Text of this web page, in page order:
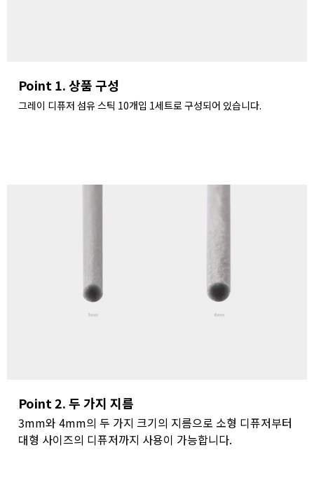
Point 1. 상품 구성
그레이 디퓨저 섬유 스틱 10개입 1세트로 구성되어 있습니다.
Point 2. 두 가지 지름
3mm와 4mm의 두 가지 크기의 지름으로 소형 디퓨저부터
대형 사이즈의 디퓨저까지 사용이 가능합니다.